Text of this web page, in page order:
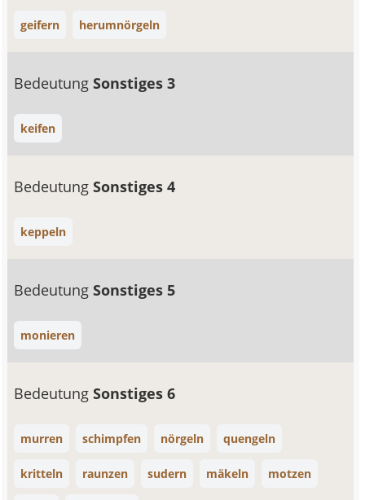
geifern herumnörgeln
BedeutungSonstiges 3
keifen
BedeutungSonstiges 4
keppeln
BedeutungSonstiges 5
monieren
BedeutungSonstiges 6
murren schimpfen nörgeln quengeln
kritteln raunzen sudern mäkeln motzen